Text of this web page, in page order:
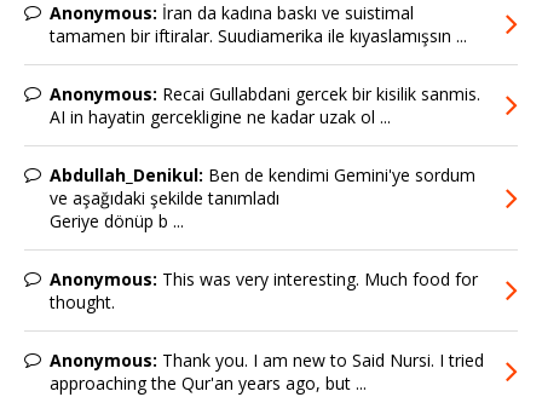
Anonymous: İran da kadına baskı ve suistimal
tamamen bir iftiralar. Suudiamerika ile kıyaslamışsın ...
Anonymous: Recai Gullabdani gercek bir kisilik sanmis.
AI in hayatin gercekligine ne kadar uzak ol ...
Abdullah_Denikul: Ben de kendimi Gemini'ye sordum
ve aşağıdaki şekilde tanımladı
Geriye dönüp b ...
Anonymous: This was very interesting. Much food for
thought.
Anonymous: Thank you. I am new to Said Nursi. I tried
approaching the Qur'an years ago, but ...